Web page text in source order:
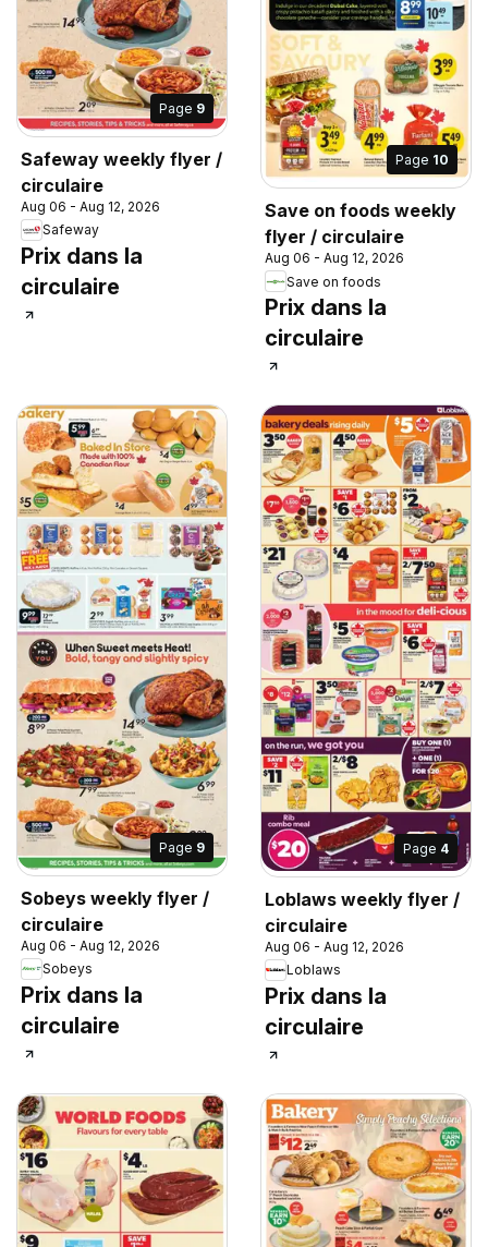
Page 9
Safeway weekly flyer /
circulaire
Aug 06 - Aug 12, 2026
Safeway
Prix dans la
circulaire
Page 10
Save on foods weekly
flyer / circulaire
Aug 06 - Aug 12, 2026
Save on foods
Prix dans la
circulaire
Page 9
Sobeys weekly flyer /
circulaire
Aug 06 - Aug 12, 2026
Sobeys
Prix dans la
circulaire
Page 4
Loblaws weekly flyer /
circulaire
Aug 06 - Aug 12, 2026
Loblaws
Prix dans la
circulaire